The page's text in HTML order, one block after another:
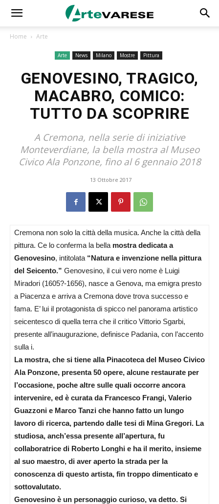
Home Arte
Arte News Milano Mostre Pittura
GENOVESINO, TRAGICO,
MACABRO, COMICO:
TUTTO DA SCOPRIRE
A Cremona, nella serie di iniziative
Monteverdiane, la bella mostra al Museo
Civico Ala Ponzone, fino al 6 gennaio 2018
13 Ottobre 2017
Cremona non solo la città della musica. Anche la città della
pittura. Ce lo conferma la bella mostra dedicata a
Genovesino, intitolata “Natura e invenzione nella pittura
del Seicento.” Genovesino, il cui vero nome è Luigi
Miradori (1605?-1656), nasce a Genova, ma emigra presto
a Piacenza e arriva a Cremona dove trova successo e
fama. E’ lui il protagonista di spicco nel panorama artistico
seicentesco di quella terra che il critico Vittorio Sgarbi,
presente all’inaugurazione, definisce Padanìa, con l’accento
sulla i.
La mostra, che si tiene alla Pinacoteca del Museo Civico
Ala Ponzone, presenta 50 opere, alcune restaurate per
l’occasione, poche altre sulle quali occorre ancora
intervenire, ed è curata da Francesco Frangi, Valerio
Guazzoni e Marco Tanzi che hanno fatto un lungo
lavoro di ricerca, partendo dalle tesi di Mina Gregori. La
studiosa, anch’essa presente all’apertura, fu
collaboratrice di Roberto Longhi e ha il merito, insieme
al suo maestro, di aver aperto la strada per la
conoscenza di questo artista, fin troppo dimenticato e
sottovalutato.
Genovesino è un personaggio curioso, va detto. Si